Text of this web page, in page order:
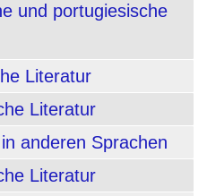
und portugiesische
Literatur
Literatur
anderen Sprachen
Literatur